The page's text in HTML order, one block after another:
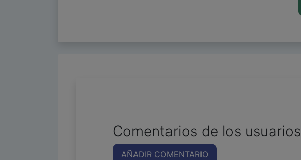
Comentarios de los usuarios
AÑADIR COMENTARIO